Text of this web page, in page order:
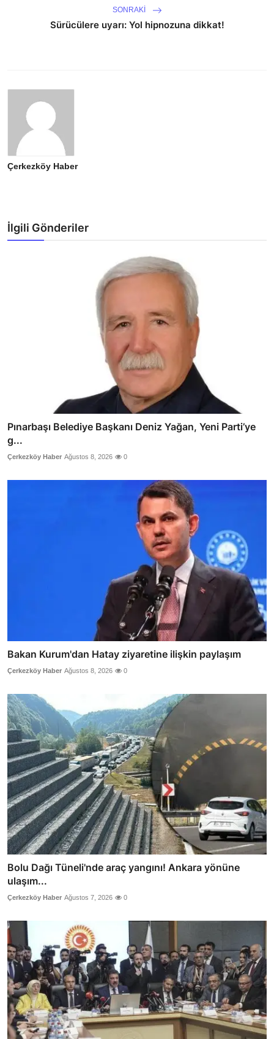
SONRAKI
Sürücülere uyarı: Yol hipnozuna dikkat!
Çerkezköy Haber
İlgili Gönderiler
Pınarbaşı Belediye Başkanı Deniz Yağan, Yeni Parti’ye
g...
Çerkezköy Haber Ağustos 8, 2026 0
Bakan Kurum'dan Hatay ziyaretine ilişkin paylaşım
Çerkezköy Haber Ağustos 8, 2026 0
Bolu Dağı Tüneli'nde araç yangını! Ankara yönüne
ulaşım...
Çerkezköy Haber Ağustos 7, 2026 0